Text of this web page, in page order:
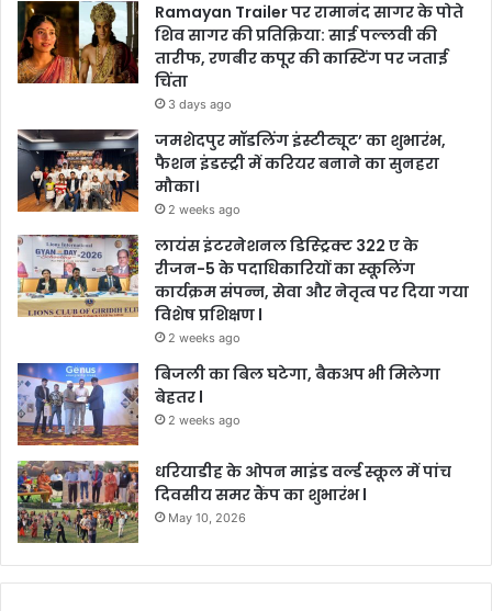
Ramayan Trailer पर रामानंद सागर के पोते
शिव सागर की प्रतिक्रिया: साई पल्लवी की
तारीफ, रणबीर कपूर की कास्टिंग पर जताई
चिंता
3 days ago
जमशेदपुर मॉडलिंग इंस्टीट्यूट’ का शुभारंभ,
फैशन इंडस्ट्री में करियर बनाने का सुनहरा
मौका।
2 weeks ago
लायंस इंटरनेशनल डिस्ट्रिक्ट 322 ए के
रीजन-5 के पदाधिकारियों का स्कूलिंग
कार्यक्रम संपन्न, सेवा और नेतृत्व पर दिया गया
विशेष प्रशिक्षण l
2 weeks ago
बिजली का बिल घटेगा, बैकअप भी मिलेगा
बेहतर l
2 weeks ago
धरियाडीह के ओपन माइंड वर्ल्ड स्कूल में पांच
दिवसीय समर कैंप का शुभारंभ l
May 10, 2026